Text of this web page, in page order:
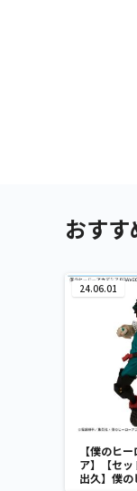
おす
24.06.01
【僕のヒ
ア】【セ
出久】僕